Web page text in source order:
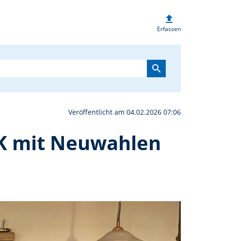
der
upload
Erfassen
search
Veröffentlicht am 04.02.2026 07:06
mit Neuwahlen